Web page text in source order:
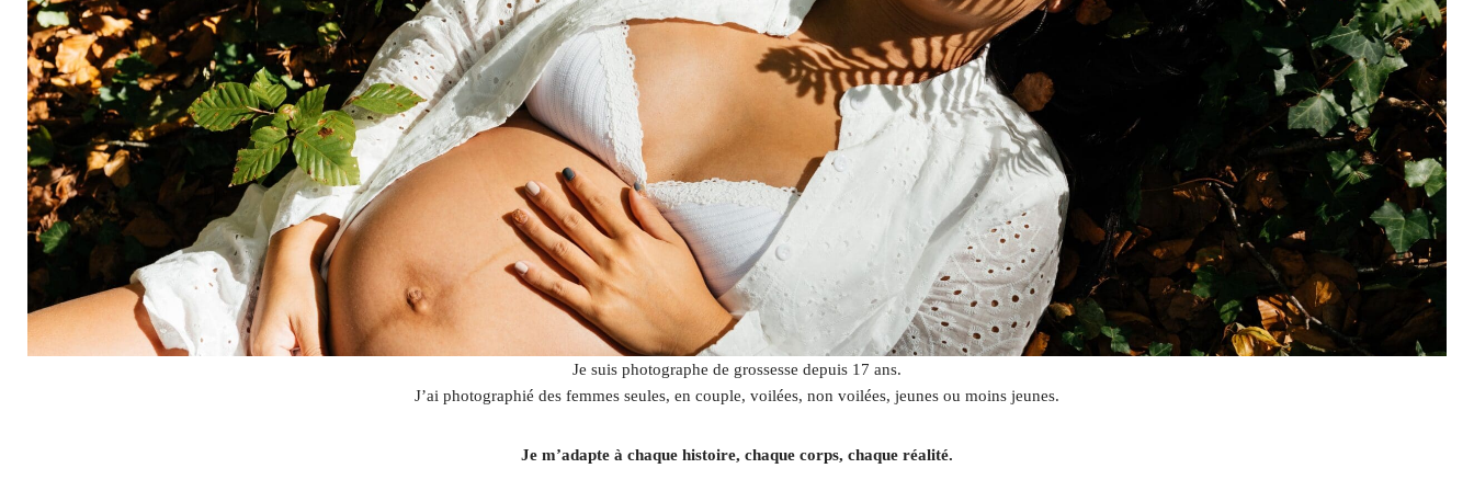
Je suis photographe de grossesse depuis 17 ans.
J’ai photographié des femmes seules, en couple, voilées, non voilées, jeunes ou moins jeunes.
Je m’adapte à chaque histoire, chaque corps, chaque réalité.